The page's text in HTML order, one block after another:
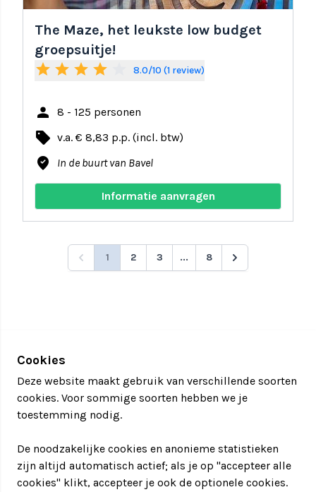
The Maze, het leukste low budget
groepsuitje!
star star star star 8.0/10 (1 review)
person 8 - 125 personen
local_offer v.a. € 8,83 p.p. (incl. btw)
where_to_vote In de buurt van Bavel
Informatie aanvragen
1 2 3 ... 8
Cookies
Deze website maakt gebruik van verschillende soorten
cookies. Voor sommige soorten hebben we je
toestemming nodig.
De noodzakelijke cookies en anonieme statistieken
zijn altijd automatisch actief; als je op "accepteer alle
cookies" klikt, accepteer je ook de optionele cookies.